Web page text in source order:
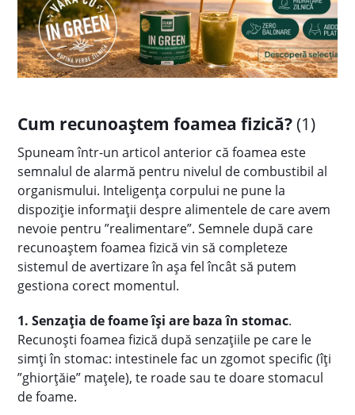
Cum recunoaștem foamea fizică?(1)
Spuneam într-un articol anterior că foamea este
semnalul de alarmă pentru nivelul de combustibil al
organismului. Inteligența corpului ne pune la
dispoziție informații despre alimentele de care avem
nevoie pentru ”realimentare”. Semnele după care
recunoaștem foamea fizică vin să completeze
sistemul de avertizare în așa fel încât să putem
gestiona corect momentul.
1. Senzația de foame își are baza în stomac.
Recunoști foamea fizică după senzațiile pe care le
simți în stomac: intestinele fac un zgomot specific (îți
”ghiorțăie” mațele), te roade sau te doare stomacul
de foame.